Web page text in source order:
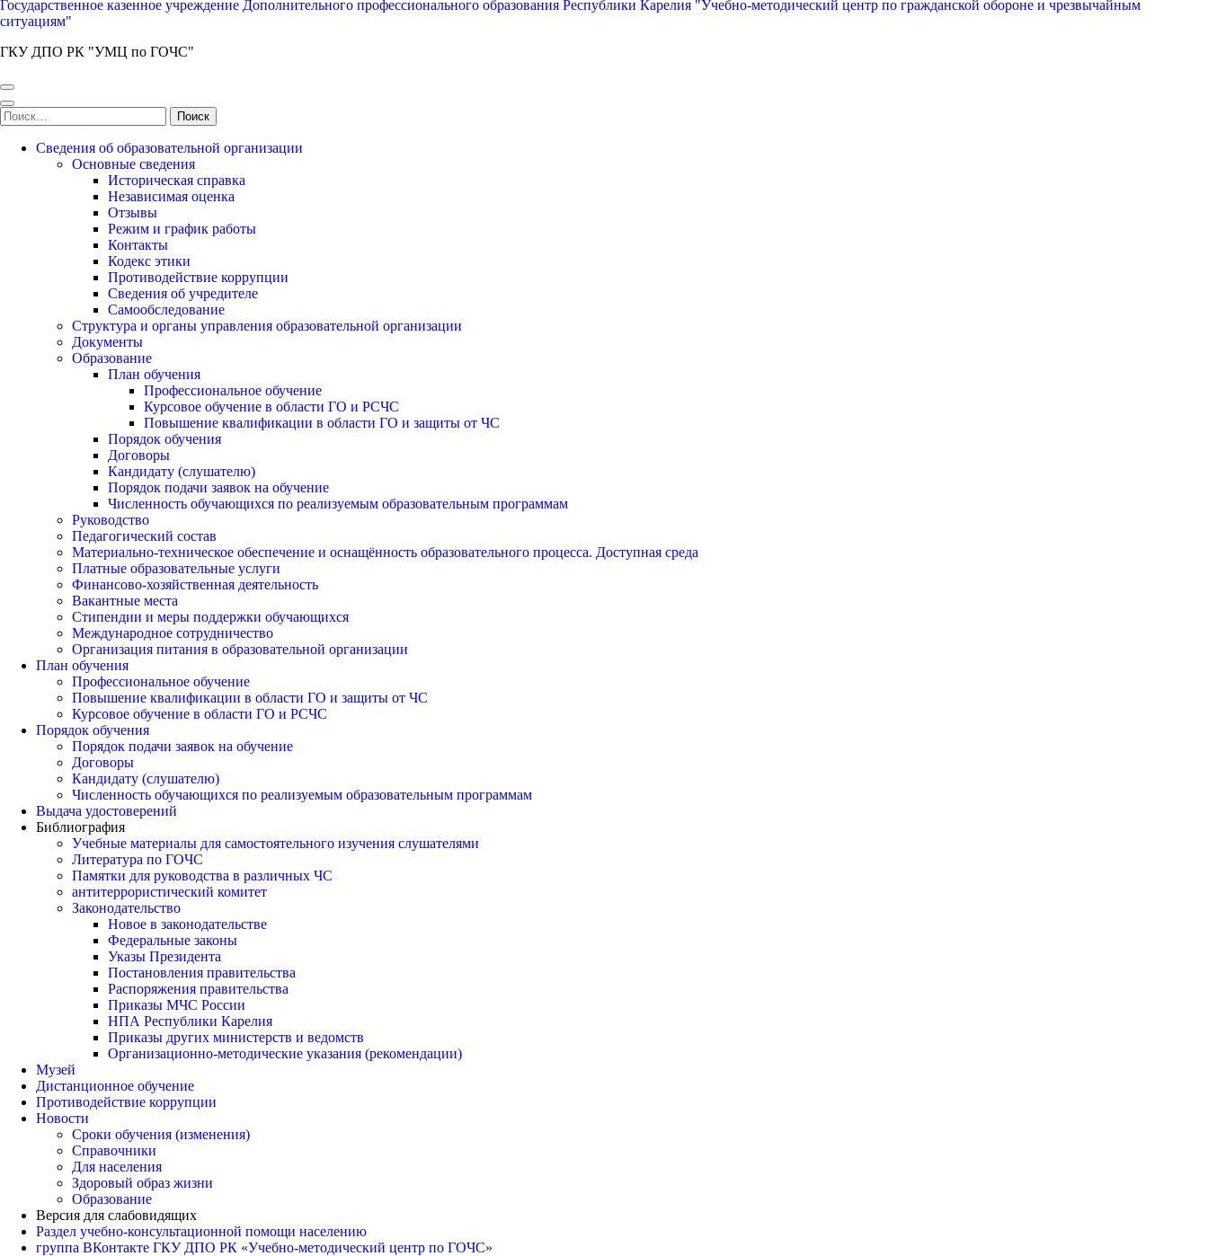
Государственное казенное учреждение Дополнительного профессионального образования Республики Карелия "Учебно-методический центр по гражданской обороне и чрезвычайным
ситуациям"
ГКУ ДПО РК "УМЦ по ГОЧС"
Найти:
Сведения об образовательной организации
Основные сведения
Историческая справка
Независимая оценка
Отзывы
Режим и график работы
Контакты
Кодекс этики
Противодействие коррупции
Сведения об учредителе
Самообследование
Структура и органы управления образовательной организации
Документы
Образование
План обучения
Профессиональное обучение
Курсовое обучение в области ГО и РСЧС
Повышение квалификации в области ГО и защиты от ЧС
Порядок обучения
Договоры
Кандидату (слушателю)
Порядок подачи заявок на обучение
Численность обучающихся по реализуемым образовательным программам
Руководство
Педагогический состав
Материально-техническое обеспечение и оснащённость образовательного процесса. Доступная среда
Платные образовательные услуги
Финансово-хозяйственная деятельность
Вакантные места
Стипендии и меры поддержки обучающихся
Международное сотрудничество
Организация питания в образовательной организации
План обучения
Профессиональное обучение
Повышение квалификации в области ГО и защиты от ЧС
Курсовое обучение в области ГО и РСЧС
Порядок обучения
Порядок подачи заявок на обучение
Договоры
Кандидату (слушателю)
Численность обучающихся по реализуемым образовательным программам
Выдача удостоверений
Библиография
Учебные материалы для самостоятельного изучения слушателями
Литература по ГОЧС
Памятки для руководства в различных ЧС
антитеррористический комитет
Законодательство
Новое в законодательстве
Федеральные законы
Указы Президента
Постановления правительства
Распоряжения правительства
Приказы МЧС России
НПА Республики Карелия
Приказы других министерств и ведомств
Организационно-методические указания (рекомендации)
Музей
Дистанционное обучение
Противодействие коррупции
Новости
Сроки обучения (изменения)
Справочники
Для населения
Здоровый образ жизни
Образование
Версия для слабовидящих
Раздел учебно-консультационной помощи населению
группа ВКонтакте ГКУ ДПО РК «Учебно-методический центр по ГОЧС»